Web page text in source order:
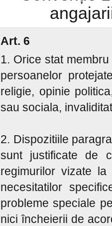
Art. 6
1. Orice stat
persoanelor
religie, opinie
sau sociala,
2. Dispozitiile
sunt justificate de
regimurilor vizate
necesitatilor
probleme speciale
nici încheierii de